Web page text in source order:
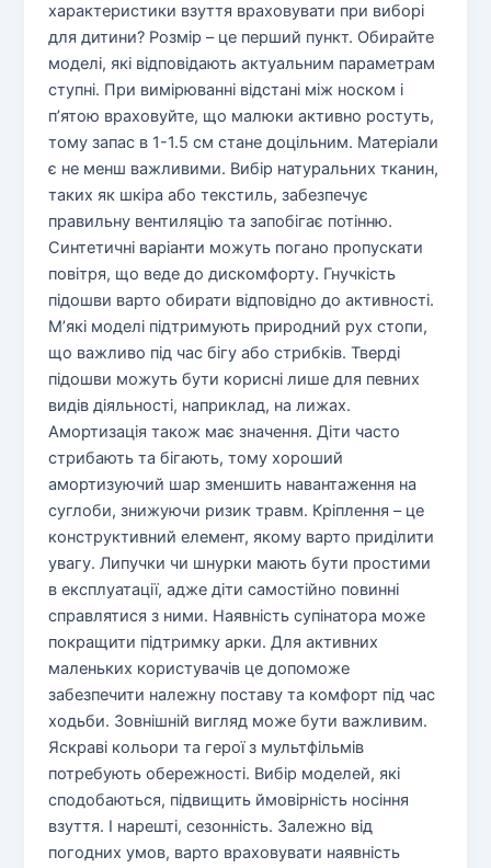
характеристики взуття враховувати при виборі
для дитини? Розмір – це перший пункт. Обирайте
моделі, які відповідають актуальним параметрам
ступні. При вимірюванні відстані між носком і
п’ятою враховуйте, що малюки активно ростуть,
тому запас в 1-1.5 см стане доцільним. Матеріали
є не менш важливими. Вибір натуральних тканин,
таких як шкіра або текстиль, забезпечує
правильну вентиляцію та запобігає потінню.
Синтетичні варіанти можуть погано пропускати
повітря, що веде до дискомфорту. Гнучкість
підошви варто обирати відповідно до активності.
М’які моделі підтримують природний рух стопи,
що важливо під час бігу або стрибків. Тверді
підошви можуть бути корисні лише для певних
видів діяльності, наприклад, на лижах.
Амортизація також має значення. Діти часто
стрибають та бігають, тому хороший
амортизуючий шар зменшить навантаження на
суглоби, знижуючи ризик травм. Кріплення – це
конструктивний елемент, якому варто приділити
увагу. Липучки чи шнурки мають бути простими
в експлуатації, адже діти самостійно повинні
справлятися з ними. Наявність супінатора може
покращити підтримку арки. Для активних
маленьких користувачів це допоможе
забезпечити належну поставу та комфорт під час
ходьби. Зовнішній вигляд може бути важливим.
Яскраві кольори та герої з мультфільмів
потребують обережності. Вибір моделей, які
сподобаються, підвищить ймовірність носіння
взуття. І нарешті, сезонність. Залежно від
погодних умов, варто враховувати наявність